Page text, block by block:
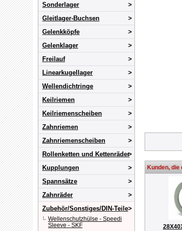
Sonderlager
Gleitlager-Buchsen
Gelenkköpfe
Gelenklager
Freilauf
Linearkugellager
Wellendichtringe
Keilriemen
Keilriemenscheiben
Zahnriemen
Zahnriemenscheiben
Rollenketten und Kettenräder
Kupplungen
Spannsätze
Zahnräder
Zubehör/Sonstiges/DIN-Teile
Wellenschutzhülse - Speedi
Sleeve - SKF
Kunden,